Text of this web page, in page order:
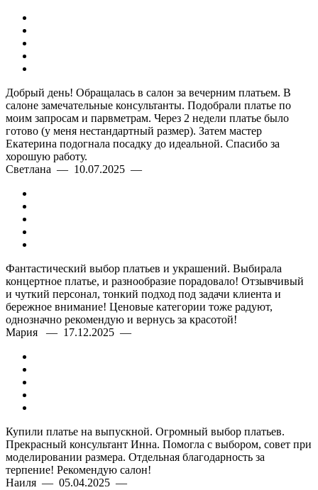
Добрый день! Обращалась в салон за вечерним платьем. В
салоне замечательные консультанты. Подобрали платье по
моим запросам и парвметрам. Через 2 недели платье было
готово (у меня нестандартный размер). Затем мастер
Екатерина подогнала посадку до идеальной. Спасибо за
хорошую работу.
Светлана — 10.07.2025 —
Фантастический выбор платьев и украшений. Выбирала
концертное платье, и разнообразие порадовало! Отзывчивый
и чуткий персонал, тонкий подход под задачи клиента и
бережное внимание! Ценовые категории тоже радуют,
однозначно рекомендую и вернусь за красотой!
Мария — 17.12.2025 —
Купили платье на выпускной. Огромный выбор платьев.
Прекрасный консультант Инна. Помогла с выбором, совет при
моделировании размера. Отдельная благодарность за
терпение! Рекомендую салон!
Наиля — 05.04.2025 —